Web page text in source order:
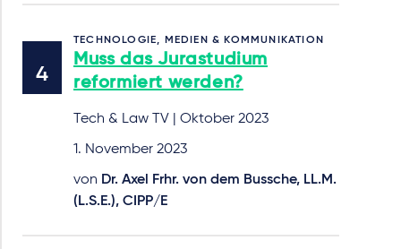
TECHNOLOGIE, MEDIEN & KOMMUNIKATION
Muss das Jurastudium
reformiert werden?
Tech & Law TV | Oktober 2023
1. November 2023
von Dr. Axel Frhr. von dem Bussche, LL.M.
(L.S.E.), CIPP/E